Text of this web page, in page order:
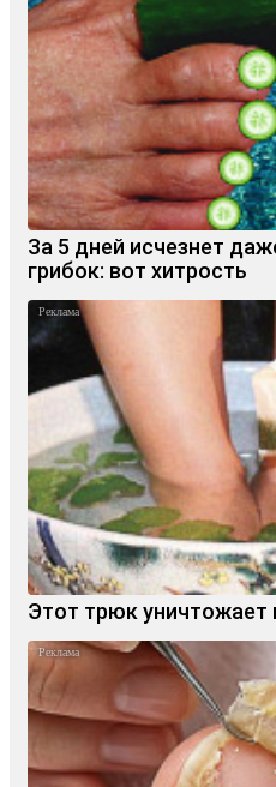
За 5 дней исчезнет
грибок: вот хитрость
Этот трюк уничтожает